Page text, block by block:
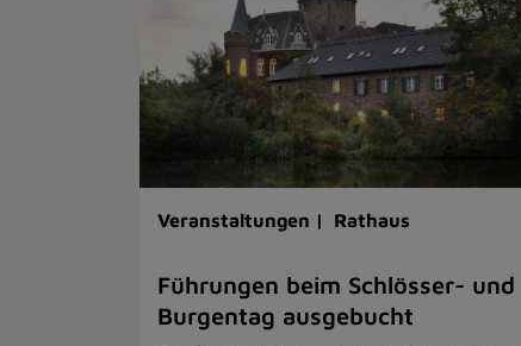
Veranstaltungen | Rathaus
Führungen beim Schlösser- und
Burgentag ausgebucht